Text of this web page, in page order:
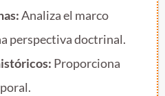
Analiza el marco
perspectiva doctrinal.
Proporciona